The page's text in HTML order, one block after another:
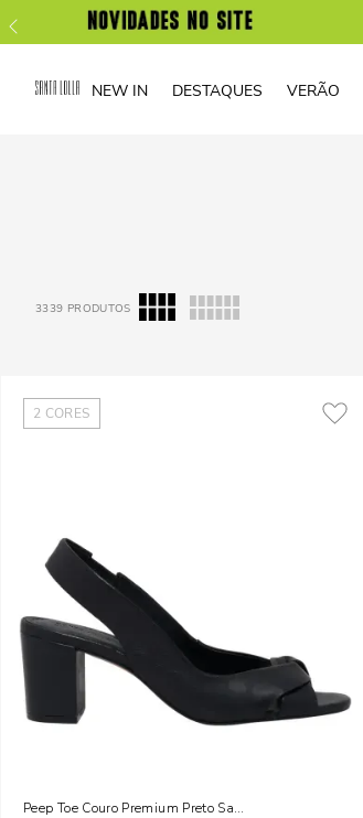
NEW IN DESTAQUES VERÃO
3339 PRODUTOS
2 CORES
Peep Toe Couro Premium Preto Salto Grosso